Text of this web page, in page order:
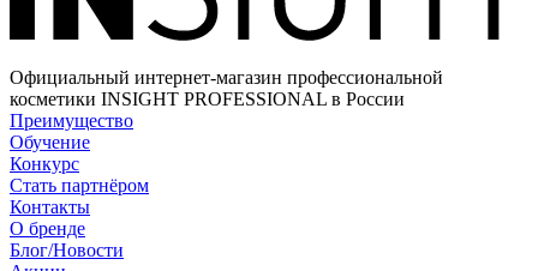
Официальный интернет-магазин профессиональной
косметики INSIGHT PROFESSIONAL в России
Преимущество
Обучение
Конкурс
Стать партнёром
Контакты
О бренде
Блог/Новости